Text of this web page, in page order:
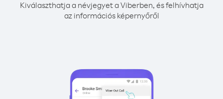
Kiválaszthatja a névjegyet a Viberben, és felhívhatja
az információs képernyőről